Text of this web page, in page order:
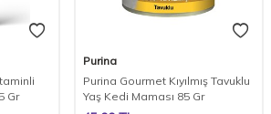
Gr
Purina
Purina Gourmet Kıyılmış Tavuklu
Yaş Kedi Maması 85 Gr